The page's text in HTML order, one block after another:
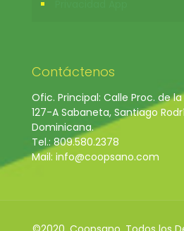
Contáctenos
Ofic. Principal: Calle Proc. de
127-A Sabaneta, Santiago
Dominicana.
Tel.: 809.580.2378
Mail: info@coopsano.com